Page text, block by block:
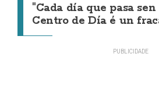
"Cada día que pasa
Centro de Día é un